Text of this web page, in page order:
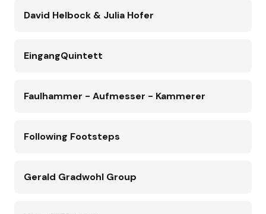
David Helbock & Julia Hofer
EingangQuintett
Faulhammer - Aufmesser - Kammerer
Following Footsteps
Gerald Gradwohl Group